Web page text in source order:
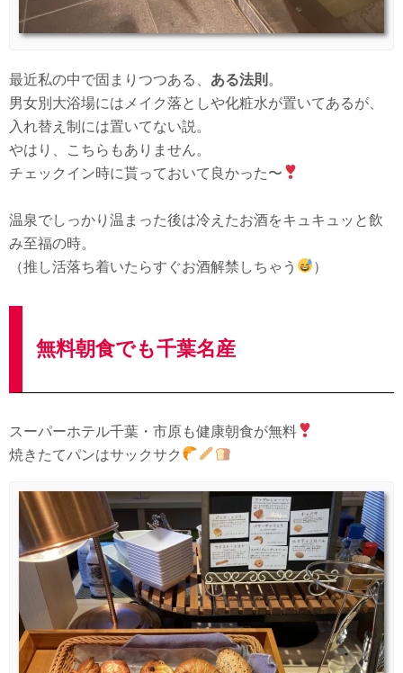
最近私の中で固まりつつある、 ある法則 。
男女別大浴場にはメイク落としや化粧水が置いてあるが、
入れ替え制には置いてない説。
やはり、こちらもありません。
チェックイン時に貰っておいて良かった〜
温泉でしっかり温まった後は冷えたお酒をキュキュッと飲
み至福の時。
（推し活落ち着いたらすぐお酒解禁しちゃう
）
無料朝食でも千葉名産
スーパーホテル千葉・市原も健康朝食が無料
焼きたてパンはサックサク